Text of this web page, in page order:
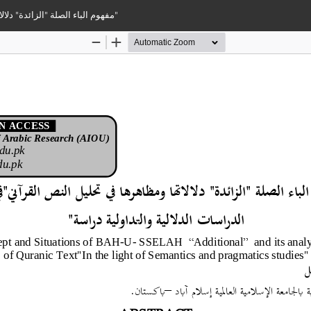
مفهوم الباء الصلة "الزائدة" دلالاتها ومظاهرها في تحليل النص القرآني"في ضوء الدراسات الدلالية والتداولية دراسة"